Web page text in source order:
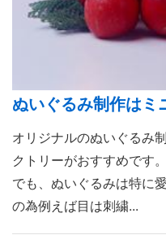
ぬいぐるみ制作はミ
オリジナルのぬいぐるみ
クトリーがおすすめです
でも、ぬいぐるみは特に
の為例えば目は刺繍...